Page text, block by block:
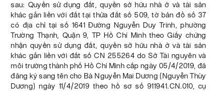
sau: Quyền sử dụng đất, quyền sở hữu nhà ở và tài sản
khác gắn liền với đất tại thửa đất số 509, tờ bản đồ số 37
có địa chỉ tại số 1641 Đường Nguyễn Duy Trinh, phường
Trường Thạnh, Quận 9, TP Hồ Chí Minh theo Giấy chứng
nhận quyền sử dụng đất, quyền sở hữu nhà ở và tài sản
khác gắn liền với đất số CN 255264 do Sở Tài nguyên và
môi trường thành phố Hồ Chí Minh cấp ngày 05/4/2019, đã
đăng ký sang tên cho Bà Nguyễn Mai Dương (Nguyễn Thùy
Dương) ngày 11/4/2019 theo hồ sơ số 911941.CN.010, cụ